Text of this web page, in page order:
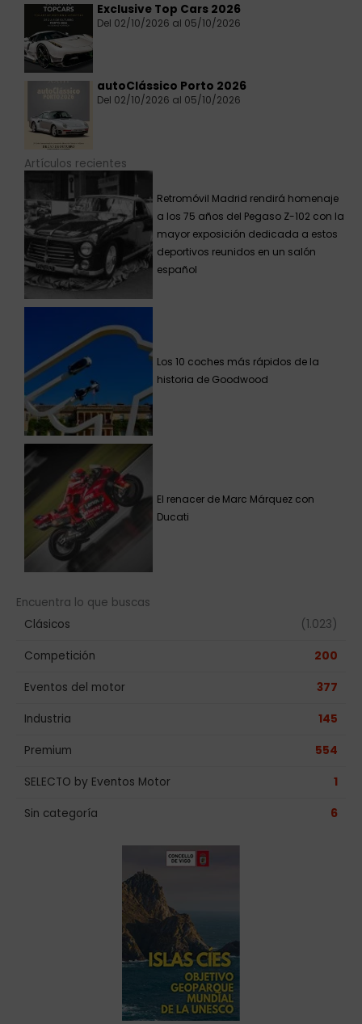
Exclusive Top Cars 2026
Del 02/10/2026 al 05/10/2026
autoClássico Porto 2026
Del 02/10/2026 al 05/10/2026
Artículos recientes
Retromóvil Madrid rendirá homenaje
a los 75 años del Pegaso Z-102 con la
mayor exposición dedicada a estos
deportivos reunidos en un salón
español
Los 10 coches más rápidos de la
historia de Goodwood
El renacer de Marc Márquez con
Ducati
Encuentra lo que buscas
Clásicos
(1.023)
Competición 200
Eventos del motor 377
Industria 145
Premium 554
SELECTO by Eventos Motor 1
Sin categoría 6